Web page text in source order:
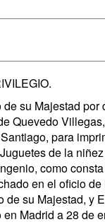
su Majestad por
Quevedo
para
de la
como
en el oficio de
de su Majestad, y
Madrid a 28 de